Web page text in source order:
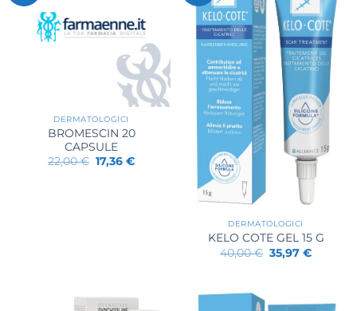
DERMATOLOGICI
BROMESCIN 20
CAPSULE
22,00€ Il
prezzo
17,36€Il
DERMATOLOGICI
KELO COTE GEL 15 G
40,00€ Il
prezzo
35,97€Il